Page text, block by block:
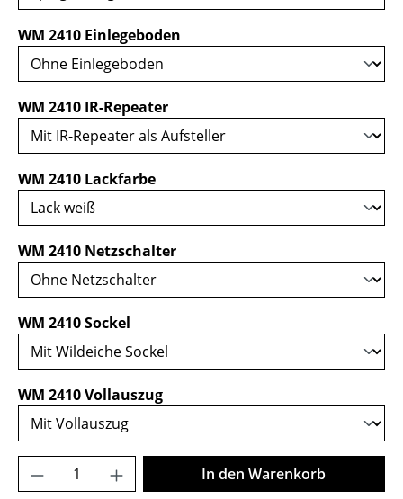
WM 2410 Einlegeboden
WM 2410 IR-Repeaterauswählen
WM 2410 Lackfarbeauswählen
WM 2410 Netzschalterauswählen
WM 2410 Sockel
WM 2410 Vollauszugauswählen
Produkt Anzahl: Gib den gewünschten
In den Warenkorb